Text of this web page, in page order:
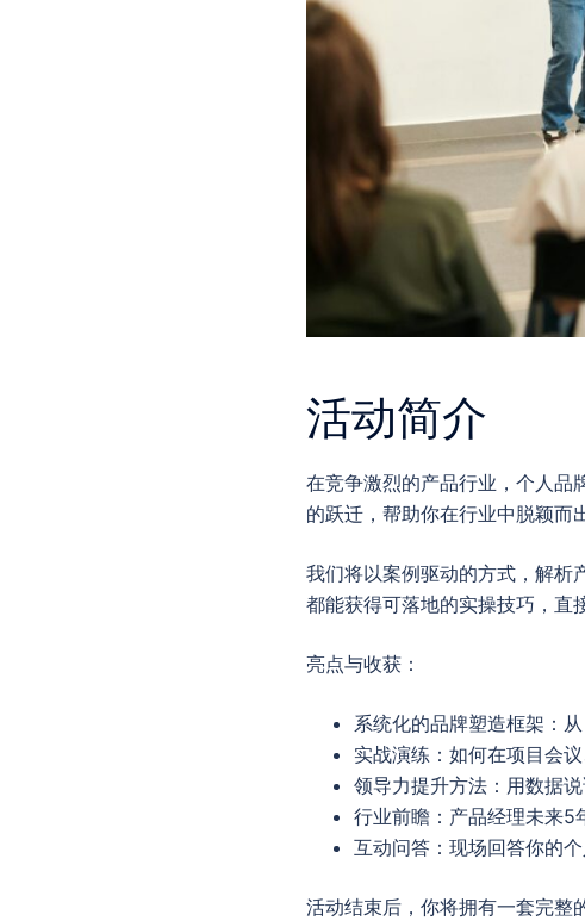
活动简介
在竞争激烈的产品行业，个人品
的跃迁，帮助你在行业中脱颖而
我们将以案例驱动的方式，解析
都能获得可落地的实操技巧，直
亮点与收获：
系统化的品牌塑造框架：
实战演练：如何在项目会
领导力提升方法：用数据
行业前瞻：产品经理未来5
互动问答：现场回答你的
活动结束后，你将拥有一套完整